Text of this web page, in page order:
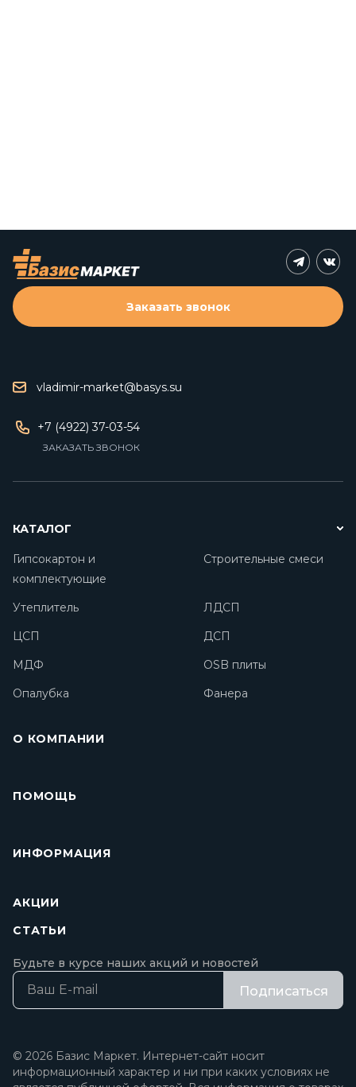
vladimir-market@basys.su
+7 (4922) 37-03-54
ЗАКАЗАТЬ ЗВОНОК
Заказать звонок
КАТАЛОГ
Гипсокартон и
комплектующие
Строительные смеси
Утеплитель
ЛДСП
ЦСП
ДСП
МДФ
OSB плиты
Опалубка
Фанера
О КОМПАНИИ
ПОМОЩЬ
ИНФОРМАЦИЯ
АКЦИИ
СТАТЬИ
Будьте в курсе наших акций и новостей
Подписаться
© 2026 Базис Маркет. Интернет-сайт носит
информационный характер и ни при каких условиях не